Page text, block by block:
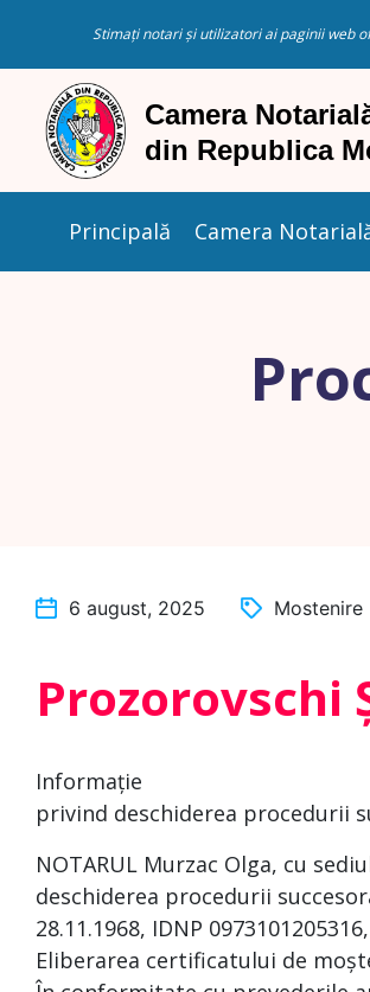
Stimați notari și utilizatori ai paginii web
Principală Camera
6 august, 2025 Mostenire
Prozorovschi
Informație
privind deschiderea procedurii
NOTARUL Murzac Olga, cu
deschiderea procedurii
28.11.1968, IDNP
Eliberarea certificatului de